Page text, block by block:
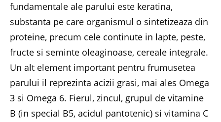
fundamentale ale parului este keratina,
substanta pe care organismul o sintetizeaza din
proteine, precum cele continute in lapte, peste,
fructe si seminte oleaginoase, cereale integrale.
Un alt element important pentru frumusetea
parului il reprezinta acizii grasi, mai ales Omega
3 si Omega 6. Fierul, zincul, grupul de vitamine
B (in special B5, acidul pantotenic) si vitamina C